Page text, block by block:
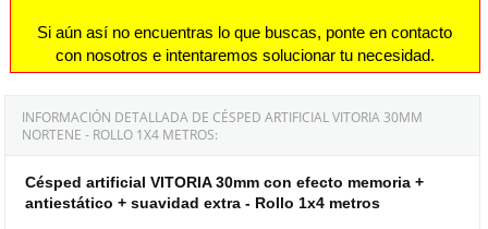
Si aún así no encuentras lo que buscas, ponte en contacto
con nosotros e intentaremos solucionar tu necesidad.
INFORMACIÓN DETALLADA DE CÉSPED ARTIFICIAL VITORIA 30MM
NORTENE - ROLLO 1X4 METROS:
Césped artificial VITORIA 30mm con efecto memoria +
antiestático + suavidad extra - Rollo 1x4 metros